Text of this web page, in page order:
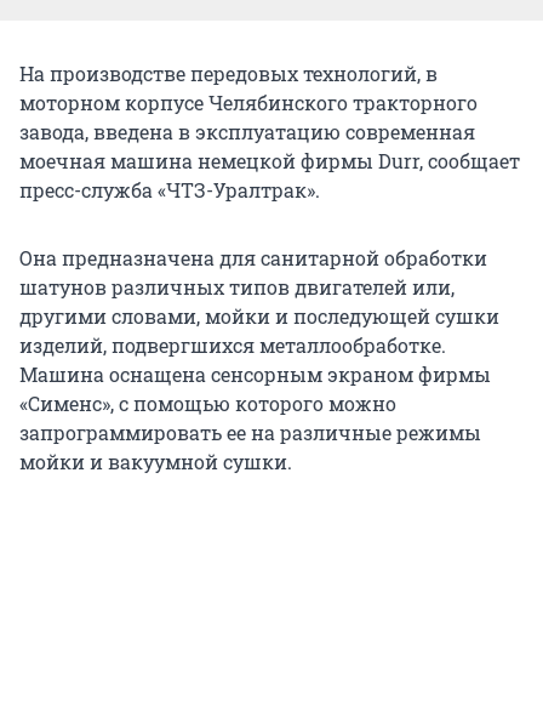
На производстве передовых технологий, в
моторном корпусе Челябинского тракторного
завода, введена в эксплуатацию современная
моечная машина немецкой фирмы Durr, сообщает
пресс-служба «ЧТЗ-Уралтрак».
Она предназначена для санитарной обработки
шатунов различных типов двигателей или,
другими словами, мойки и последующей сушки
изделий, подвергшихся металлообработке.
Машина оснащена сенсорным экраном фирмы
«Сименс», с помощью которого можно
запрограммировать ее на различные режимы
мойки и вакуумной сушки.